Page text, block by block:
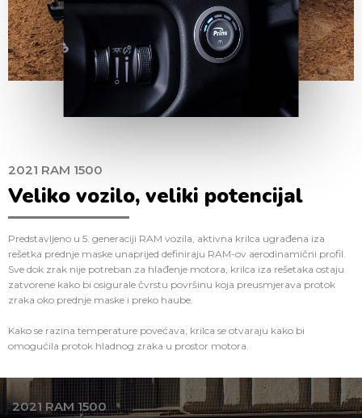
2021 RAM 1500
Veliko vozilo, veliki potencijal
Predstavljeno u 5. generaciji RAM vozila, aktivna krilca ugrađena iza
rešetka prednje maske unaprijed definiraju RAM-ov aerodinamični profil.
Sve dok zrak nije potreban za hlađenje motora, krilca iza rešetaka ostaju
zatvorene kako bi osigurale čvrstu površinu koja preusmjerava protok
zraka oko prednje maske i preko haube.
Kako se razina temperature povećava, krilca se otvaraju kako bi
omogućila protok hladnog zraka u prostor motora.
2021 RAM 1500